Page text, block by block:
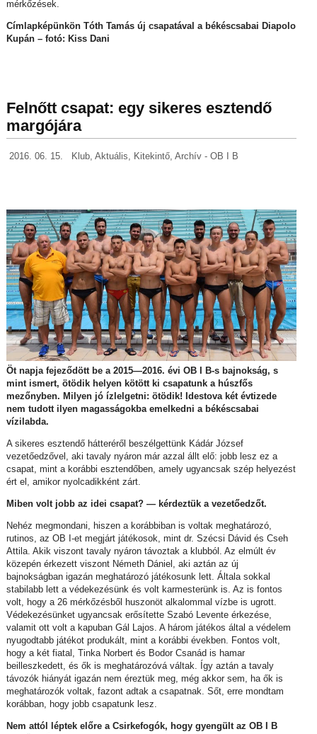
mérkőzések.
Címlapképünkön Tóth Tamás új csapatával a békéscsabai Diapolo
Kupán – fotó: Kiss Dani
Felnőtt csapat: egy sikeres esztendő
margójára
2016. 06. 15. Klub, Aktuális, Kitekintő, Archív - OB I B
Öt napja fejeződött be a 2015—2016. évi OB I B-s bajnokság, s
mint ismert, ötödik helyen kötött ki csapatunk a húszfős
mezőnyben. Milyen jó ízlelgetni: ötödik! Idestova két évtizede
nem tudott ilyen magasságokba emelkedni a békéscsabai
vízilabda.
A sikeres esztendő hátteréről beszélgettünk Kádár József
vezetőedzővel, aki tavaly nyáron már azzal állt elő: jobb lesz ez a
csapat, mint a korábbi esztendőben, amely ugyancsak szép helyezést
ért el, amikor nyolcadikként zárt.
Miben volt jobb az idei csapat? — kérdeztük a vezetőedzőt.
Nehéz megmondani, hiszen a korábbiban is voltak meghatározó,
rutinos, az OB I-et megjárt játékosok, mint dr. Szécsi Dávid és Cseh
Attila. Akik viszont tavaly nyáron távoztak a klubból. Az elmúlt év
közepén érkezett viszont Németh Dániel, aki aztán az új
bajnokságban igazán meghatározó játékosunk lett. Általa sokkal
stabilabb lett a védekezésünk és volt karmesterünk is. Az is fontos
volt, hogy a 26 mérkőzésből huszonöt alkalommal vízbe is ugrott.
Védekezésünket ugyancsak erősítette Szabó Levente érkezése,
valamit ott volt a kapuban Gál Lajos. A három játékos által a védelem
nyugodtabb játékot produkált, mint a korábbi években. Fontos volt,
hogy a két fiatal, Tinka Norbert és Bodor Csanád is hamar
beilleszkedett, és ők is meghatározóvá váltak. Így aztán a tavaly
távozók hiányát igazán nem éreztük meg, még akkor sem, ha ők is
meghatározók voltak, fazont adtak a csapatnak. Sőt, erre mondtam
korábban, hogy jobb csapatunk lesz.
Nem attól léptek előre a Csirkefogók, hogy gyengült az OB I B